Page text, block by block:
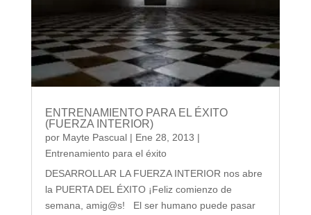
ENTRENAMIENTO PARA EL ÉXITO
(FUERZA INTERIOR)
por Mayte Pascual| Ene 28, 2013 |
Entrenamiento para el éxito
DESARROLLAR LA FUERZA INTERIOR nos abre
la PUERTA DEL ÉXITO ¡Feliz comienzo de
semana, amig@s! El ser humano puede pasar